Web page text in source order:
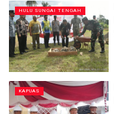
HULU SUNGAI TENGAH
KAPUAS